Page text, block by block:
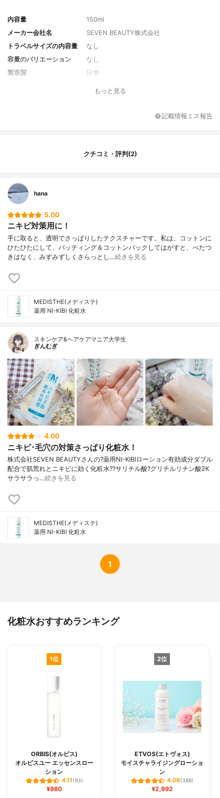
内容量
150ml
メーカー会社名
SEVEN BEAUTY株式会社
トラベルサイズの内容量
なし
容量のバリエーション
なし
製造国
日本
やわらかな香り
サリチル酸、グリチルリチン酸2K
ルホスホリルコリン・メタクリル酸ブチル
もっと見る
記載情報ミス報告
クチコミ・評判(2)
hana
5.00
ニキビ対策用に！
手に取ると、透明でさっぱりしたテクスチャーです。私は、コットンに
ひたひたにして、パッティング＆コットンパックしてはがすと、べたつ
きはなく、みずみずしくさらっとし…続きを見る
MEDISTHE(メディステ)
薬用 NI-KIBI 化粧水
スキンケア&ヘアケアマニア大学生
ぎんむぎ
4.00
ニキビ･毛穴の対策さっぱり化粧水！
株式会社SEVEN BEAUTYさんの?薬用NI-KIBIローション有効成分ダブル
配合で肌荒れとニキビに効く化粧水??サリチル酸?グリチルリチン酸2K
サラサラっ…続きを見る
MEDISTHE(メディステ)
薬用 NI-KIBI 化粧水
1
化粧水おすすめランキング
1位
ORBIS(オルビス)
オルビスユー エッセンスロー
ション
4.11(93)
¥980
2位
ETVOS(エトヴォス)
モイスチャライジングローショ
ン
4.08(386)
¥2,992